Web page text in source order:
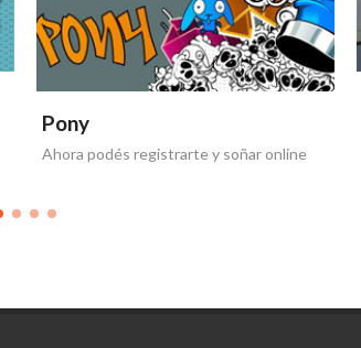
Pony
Ahora podés registrarte y soñar online